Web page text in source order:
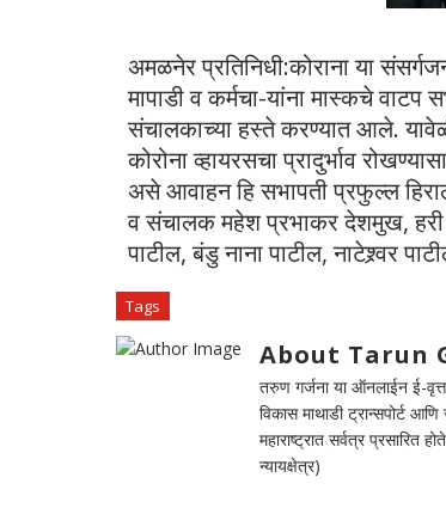
अमळनेर प्रतिनिधी:कोराना या
मापाडी व कर्मचा-यांना मास्कचे
संचालकाच्या हस्ते करण्यात आले.
कोरोना व्हायरसचा प्रादुर्भाव
असे आवाहन हि सभापती प्रफुल्ल
व संचालक महेश प्रभाकर देशमुख, हरी
पाटील, बंडु नाना पाटील, नाटेश्र्वर
Tags
About Tarun
तरुण गर्जना या ऑनलाईन ई-
विकास माथाडी ट्रान्सपोर्ट
महाराष्ट्रात सर्वत्र
न्यायक्षेत्र)